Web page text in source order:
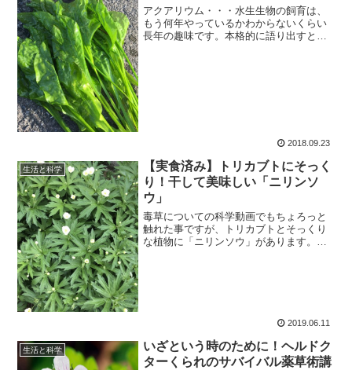
アクアリウム・・・水生生物の飼育は、
もう何年やっているかわからないくらい
長年の趣味です。本格的に語り出すとい
2018.09.23
生活と科学
【実食済み】トリカブトにそっく
り！干して美味しい「ニリンソ
ウ」
毒草についての科学動画でもちょろっと
触れた事ですが、トリカブトとそっくり
な植物に「ニリンソウ」があります。葉
2019.06.11
生活と科学
いざという時のために！ヘルドク
ターくられのサバイバル薬草術講